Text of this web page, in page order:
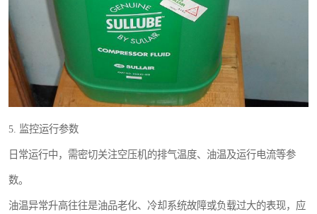
5. 监控运行参数
日常运行中，需密切关注空压机的排气温度、油温及运行电流等参
数。
油温异常升高往往是油品老化、冷却系统故障或负载过大的表现，应